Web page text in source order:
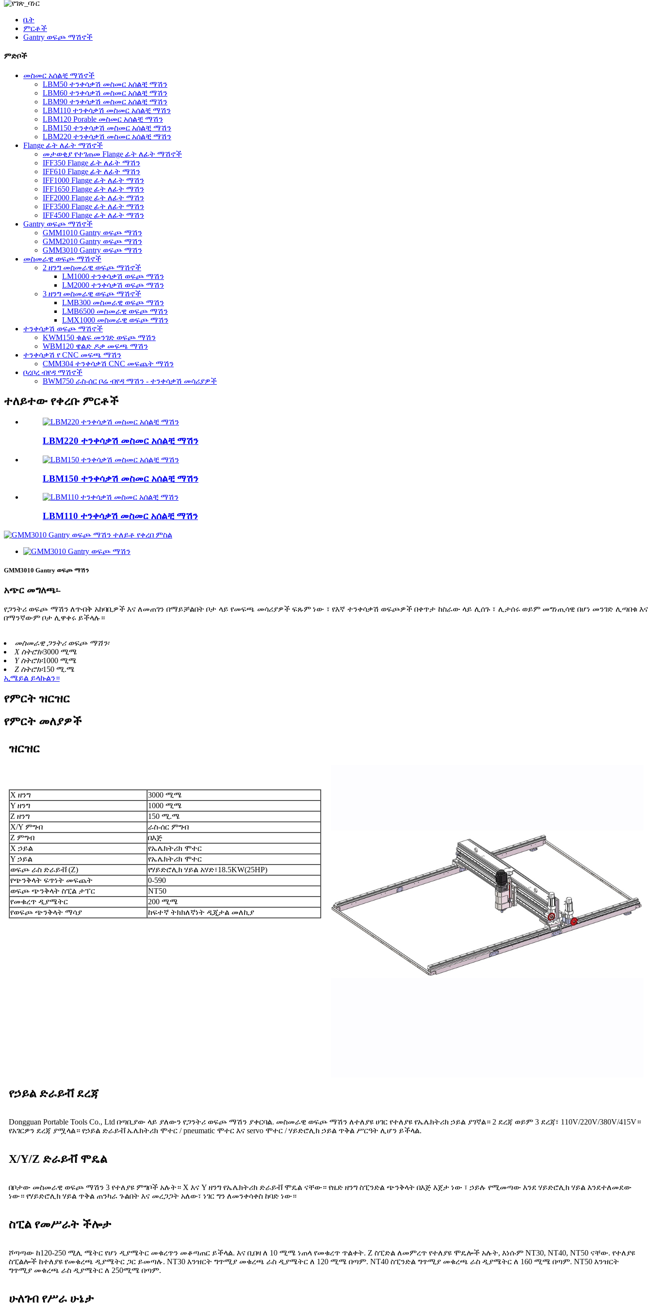
ቤት
ምርቶች
Gantry ወፍጮ ማሽኖች
ምድቦች
መስመር አሰልቺ ማሽኖች
LBM50 ተንቀሳቃሽ መስመር አሰልቺ ማሽን
LBM60 ተንቀሳቃሽ መስመር አሰልቺ ማሽን
LBM90 ተንቀሳቃሽ መስመር አሰልቺ ማሽን
LBM110 ተንቀሳቃሽ መስመር አሰልቺ ማሽን
LBM120 Porable መስመር አሰልቺ ማሽን
LBM150 ተንቀሳቃሽ መስመር አሰልቺ ማሽን
LBM220 ተንቀሳቃሽ መስመር አሰልቺ ማሽን
Flange ፊት ለፊት ማሽኖች
መታወቂያ የተገጠመ Flange ፊት ለፊት ማሽኖች
IFF350 Flange ፊት ለፊት ማሽን
IFF610 Flange ፊት ለፊት ማሽን
IFF1000 Flange ፊት ለፊት ማሽን
IFF1650 Flange ፊት ለፊት ማሽን
IFF2000 Flange ፊት ለፊት ማሽን
IFF3500 Flange ፊት ለፊት ማሽን
IFF4500 Flange ፊት ለፊት ማሽን
Gantry ወፍጮ ማሽኖች
GMM1010 Gantry ወፍጮ ማሽን
GMM2010 Gantry ወፍጮ ማሽን
GMM3010 Gantry ወፍጮ ማሽን
መስመራዊ ወፍጮ ማሽኖች
2 ዘንግ መስመራዊ ወፍጮ ማሽኖች
LM1000 ተንቀሳቃሽ ወፍጮ ማሽን
LM2000 ተንቀሳቃሽ ወፍጮ ማሽን
3 ዘንግ መስመራዊ ወፍጮ ማሽኖች
LMB300 መስመራዊ ወፍጮ ማሽን
LMB6500 መስመራዊ ወፍጮ ማሽን
LMX1000 መስመራዊ ወፍጮ ማሽን
ተንቀሳቃሽ ወፍጮ ማሽኖች
KWM150 ቁልፍ መንገድ ወፍጮ ማሽን
WBM120 ዌልድ ዶቃ መፍጫ ማሽን
ተንቀሳቃሽ የ CNC መፍጫ ማሽን
CMM304 ተንቀሳቃሽ CNC መፍጨት ማሽን
ቦረቦረ ብየዳ ማሽኖች
BWM750 ራስ-ሰር ቦሬ ብየዳ ማሽን - ተንቀሳቃሽ መሳሪያዎች
ተለይተው የቀረቡ ምርቶች
LBM220 ተንቀሳቃሽ መስመር አሰልቺ ማሽን
LBM150 ተንቀሳቃሽ መስመር አሰልቺ ማሽን
LBM110 ተንቀሳቃሽ መስመር አሰልቺ ማሽን
GMM3010 Gantry ወፍጮ ማሽን
አጭር መግለጫ፡-
የጋንትሪ ወፍጮ ማሽን ለጥብቅ አከባቢዎች እና ለመጠገን በማይቻልበት ቦታ ላይ የመፍጫ መሳሪያዎች ፍጹም ነው ፣ የእኛ ተንቀሳቃሽ ወፍጮዎች በቀጥታ ከስራው ላይ ሊሰጉ ፣ ሊታሰሩ ወይም መግነጢሳዊ በሆነ መንገድ ሊጣበቁ እና
በማንኛውም ቦታ ሊዋቀሩ ይችላሉ።
መስመራዊ ጋንትሪ ወፍጮ ማሽን፡
X ስትሮክ፡3000 ሚሜ
Y ስትሮክ፡1000 ሚሜ
Z ስትሮክ፡150 ሚ.ሜ
ኢሜይል ይላኩልን።
የምርት ዝርዝር
የምርት መለያዎች
ዝርዝር
X ዘንግ
3000 ሚሜ
Y ዘንግ
1000 ሚሜ
Z ዘንግ
150 ሚ.ሜ
X/Y ምግብ
ራስ-ሰር ምግብ
Z ምግብ
በእጅ
X ኃይል
የኤሌክትሪክ ሞተር
Y ኃይል
የኤሌክትሪክ ሞተር
ወፍጮ ራስ ድራይቭ (Z)
የሃይድሮሊክ ሃይል አሃድ፣18.5KW(25HP)
የጭንቅላት ፍጥነት መፍጨት
0-590
ወፍጮ ጭንቅላት ስፒል ታፐር
NT50
የመቁረጥ ዲያሜትር
200 ሚሜ
የወፍጮ ጭንቅላት ማሳያ
ከፍተኛ ትክክለኛነት ዲጂታል መለኪያ
የኃይል ድራይቭ ደረጃ
Dongguan Portable Tools Co., Ltd በጣቢያው ላይ ያለውን የጋንትሪ ወፍጮ ማሽን ያቀርባል. መስመራዊ ወፍጮ ማሽን ለተለያዩ ሀገር የተለያዩ የኤሌክትሪክ ኃይል ያገኛል። 2 ደረጃ ወይም 3 ደረጃ፣ 110V/220V/380V/415V።
የአገርዎን ደረጃ ያሟላል። የኃይል ድራይቭ ኤሌክትሪክ ሞተር / pneumatic ሞተር እና servo ሞተር / ሃይድሮሊክ ኃይል ጥቅል ሥርዓት ሊሆን ይችላል.
X/Y/Z ድራይቭ ሞዴል
በቦታው መስመራዊ ወፍጮ ማሽን 3 የተለያዩ ምግቦች አሉት። X እና Y ዘንግ የኤሌክትሪክ ድራይቭ ሞዴል ናቸው። የዜድ ዘንግ ስፒንድል ጭንቅላት በእጅ እጀታ ነው ፣ ኃይሉ የሚመጣው እንደ ሃይድሮሊክ ሃይል እንደተለመደው
ነው። የሃይድሮሊክ ሃይል ጥቅል ጠንካራ ጉልበት እና መረጋጋት አለው፣ ነገር ግን ለመንቀሳቀስ ከባድ ነው።
ስፒል የመሥራት ችሎታ
ሾጣጣው ከ120-250 ሚሊ ሜትር የሆነ ዲያሜትር መቁረጥን መቆጣጠር ይችላል. እና ቢበዛ ለ 10 ሚሜ ነጠላ የመቁረጥ ጥልቀት. Z ስፒድል ለመምረጥ የተለያዩ ሞዴሎች አሉት, እነሱም NT30, NT40, NT50 ናቸው. የተለያዩ
ስፒልሎች ከተለያዩ የመቁረጫ ዲያሜትር ጋር ይመጣሉ. NT30 እንዝርት ግጥሚያ መቁረጫ ራስ ዲያሜትር ለ 120 ሚሜ በጣም. NT40 ስፒንድል ግጥሚያ መቁረጫ ራስ ዲያሜትር ለ 160 ሚሜ በጣም. NT50 እንዝርት
ግጥሚያ መቁረጫ ራስ ዲያሜትር ለ 250ሚሜ በጣም.
ሁለገብ የሥራ ሁኔታ